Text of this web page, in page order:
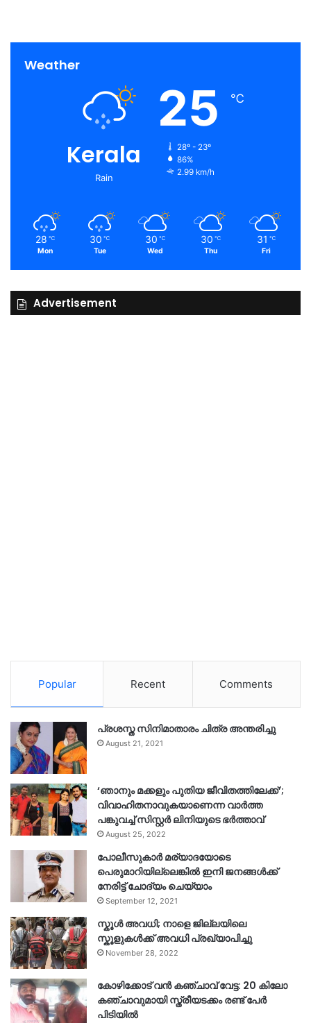
Weather
Kerala
Rain
25 ℃
28º - 23º
86%
2.99 km/h
28 ℃
Mon
30 ℃
Tue
30 ℃
Wed
30 ℃
Thu
31 ℃
Fri
Advertisement
Popular Recent Comments
പ്രശസ്ത സിനിമാതാരം ചിത്ര അന്തരിച്ചു
August 21, 2021
‘ഞാനും മക്കളും പുതിയ ജീവിതത്തിലേക്ക്’;
വിവാഹിതനാവുകയാണെന്ന വാർത്ത
പങ്കുവച്ച് സിസ്റ്റർ ലിനിയുടെ ഭർത്താവ്
August 25, 2022
പോലീസുകാര്‍ മര്യാദയോടെ
പെരുമാറിയില്ലെങ്കില്‍ ഇനി ജനങ്ങള്‍ക്ക്
നേരിട്ട് ചോദ്യം ചെയ്യാം
September 12, 2021
സ്കൂൾ അവധി; നാളെ ജില്ലയിലെ
സ്കൂളുകൾക്ക് അവധി പ്രഖ്യാപിച്ചു
November 28, 2022
കോഴിക്കോട് വൻ കഞ്ചാവ് വേട്ട: 20 കിലോ
കഞ്ചാവുമായി സ്ത്രീയടക്കം രണ്ട് പേർ
പിടിയിൽ